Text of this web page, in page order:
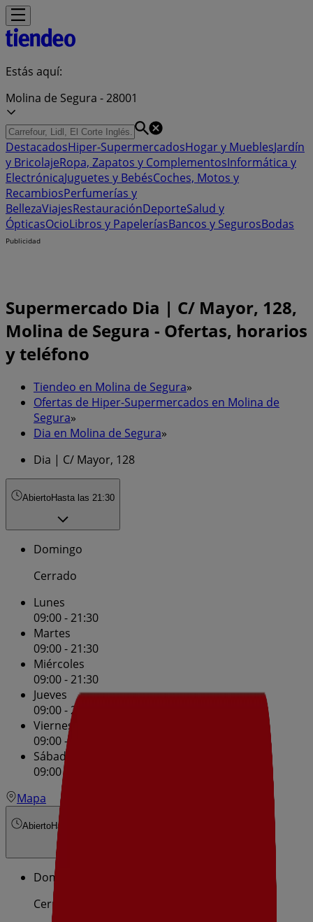
Estás aquí:
Molina de Segura - 28001
DestacadosHiper-SupermercadosHogar y MueblesJardín
y BricolajeRopa, Zapatos y ComplementosInformática y
ElectrónicaJuguetes y BebésCoches, Motos y
RecambiosPerfumerías y
BellezaViajesRestauraciónDeporteSalud y
ÓpticasOcioLibros y PapeleríasBancos y SegurosBodas
Publicidad
Supermercado Dia | C/ Mayor, 128,
Molina de Segura - Ofertas, horarios
y teléfono
Tiendeo en Molina de Segura»
Ofertas de Hiper-Supermercados en Molina de
Segura»
Dia en Molina de Segura»
Dia | C/ Mayor, 128
AbiertoHasta las 21:30
Domingo
Cerrado
Lunes
09:00 - 21:30
Martes
09:00 - 21:30
Miércoles
09:00 - 21:30
Jueves
09:00 - 21:30
Viernes
09:00 - 21:30
Sábado
09:00 - 21:30
Mapa
AbiertoHasta las 21:30
Domingo
Cerrado